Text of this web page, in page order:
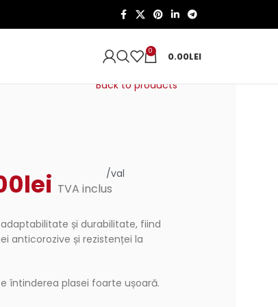
0 0.00LEI
Back to products
lei TVA inclus
/val
și durabilitate, fiind
anticorozive și rezistenței la
întinderea plasei foarte ușoară.